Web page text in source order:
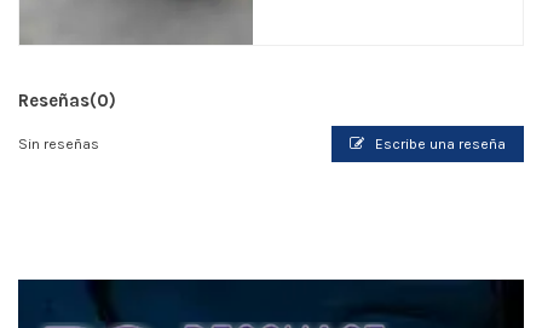
Reseñas(0)
Sin reseñas Escribe una reseña